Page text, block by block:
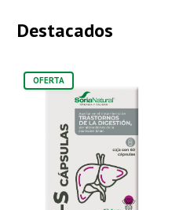
Destacados
OFERTA